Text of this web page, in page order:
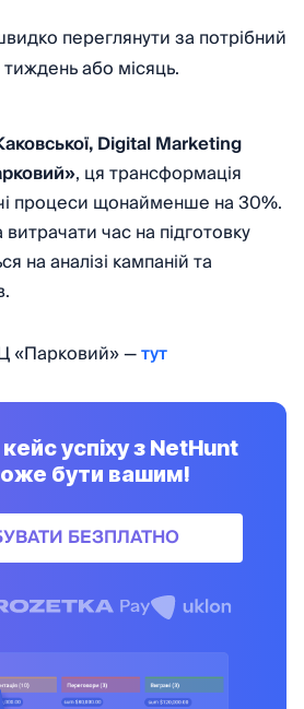
переглянути за потрібний
або місяць.
Digital Marketing
, ця трансформація
процеси щонайменше на 30%.
час на підготовку
на аналізі кампаній та
«Парковий» —тут
успіху з NetHunt
бути вашим!
БЕЗПЛАТНО